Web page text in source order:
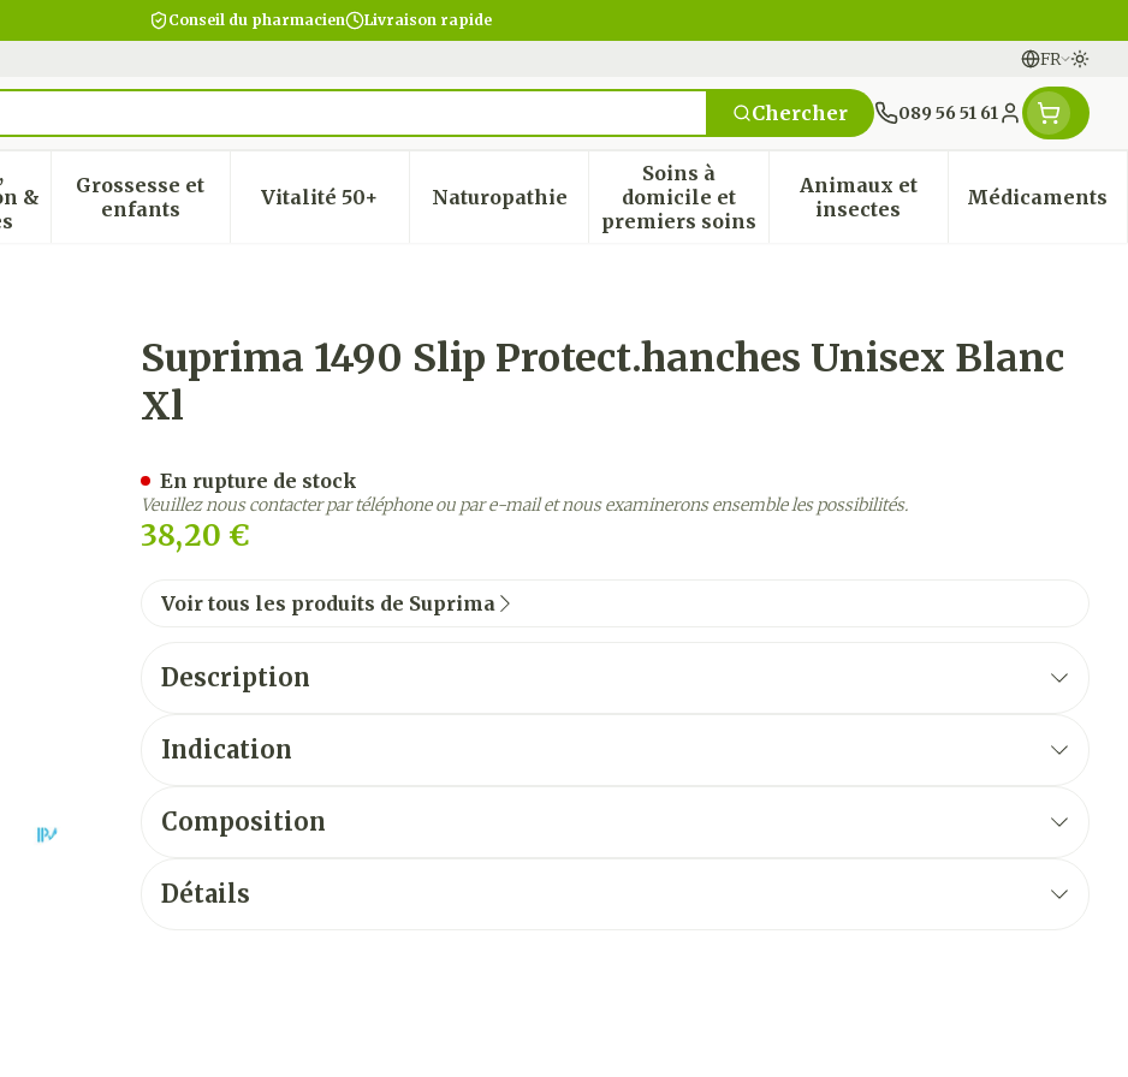
Conseil du pharmacien Livraison rapide
FR
Langues
Chercher 089 56 51 61
Menu client
la catégorie Beauté, soins et hygiène
& le sous-menu pour la catégorie Régime, alimentation & vitamines
Grossesse et
enfantsAfficher le sous-menu pour la catégorie Grossesse et enfants
Vitalité 50+Afficher le sous-menu pour la catégorie Vitalité 50+
NaturopathieAfficher le sous-menu pour la catégorie Naturopathie
Soins à
domicile et
premiers soins
Afficher le sous-menu pour la catégorie
Animaux et
insectesAfficher le sous-menu
Médicaments
Afficher
Unisex Blanc Xl
Suprima 1490 Slip Protect.hanches Unisex Blanc
Xl
38,20 €
En rupture de stock
Veuillez nous contacter par téléphone ou par e-mail et nous examinerons ensemble les possibilités.
Voir tous les produits de Suprima
Description
Indication
Composition
Détails